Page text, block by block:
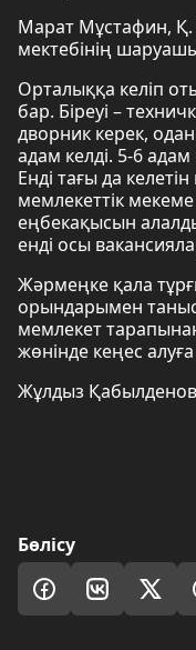
Марат Мұстафин,
мектебінің
Орталыққа келіп
бар. Біреуі –
дворник керек, одан
адам келді. 5-6 адам
Енді тағы да
мемлекеттік
еңбекақысын
енді осы
Жәрмеңке қала
орындарымен
мемлекет тарапынан
жөнінде кеңес
Жұлдыз
Бөлісу